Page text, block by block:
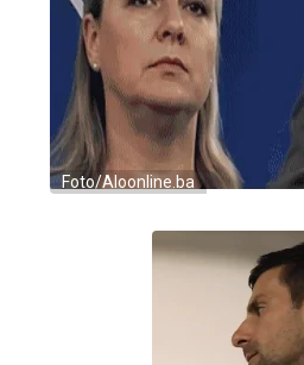
Foto/Aloonline.ba